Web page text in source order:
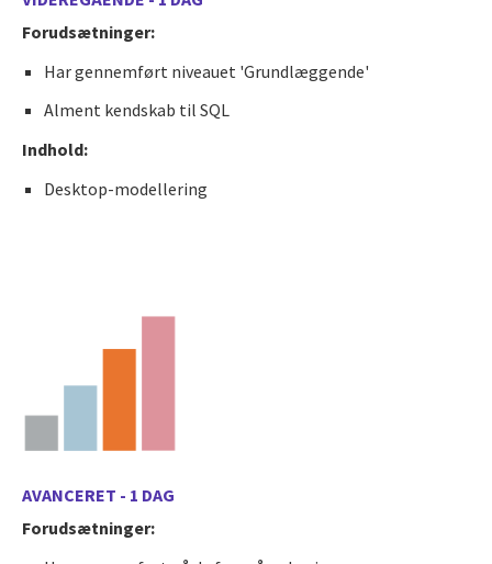
Forudsætninger:
Har gennemført niveauet 'Grundlæggende'
Alment kendskab til SQL
Indhold:
Desktop-modellering
AVANCERET - 1 DAG
Forudsætninger: